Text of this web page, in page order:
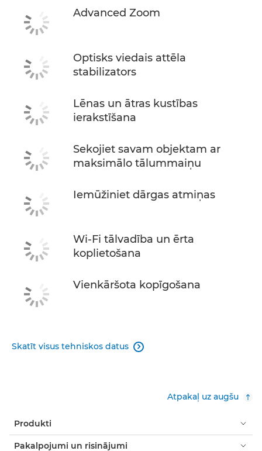
Advanced Zoom
Optisks viedais attēla
stabilizators
Lēnas un ātras kustības
ierakstīšana
Sekojiet savam objektam ar
maksimālo tālummaiņu
Iemūžiniet dārgas atmiņas
Wi-Fi tālvadība un ērta
koplietošana
Vienkāršota kopīgošana
Skatīt visus tehniskos datus 
Atpakaļ uz augšu
Produkti
Pakalpojumi un risinājumi